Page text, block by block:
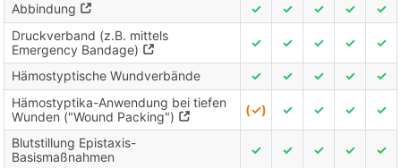
Abbindung
✓ ✓ ✓ ✓
✓
Druckverband (z.B. mittels
Emergency Bandage)
✓ ✓ ✓ ✓ ✓
Hämostyptische Wundverbände ✓ ✓ ✓ ✓
✓
Hämostyptika-Anwendung bei tiefen
Wunden ("Wound Packing")
(✓) ✓ ✓ ✓ ✓
Blutstillung Epistaxis-
Basismaßnahmen
✓ ✓ ✓ ✓ ✓